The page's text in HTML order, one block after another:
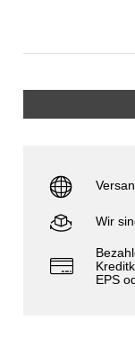
Wir
EPS